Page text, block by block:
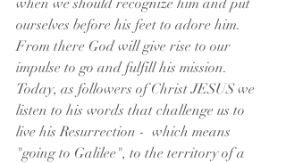
when we should recognize him and put
ourselves before his feet to adore him.
From there God will give rise to our
impulse to go and fulfill his mission.
Today, as followers of Christ JESUS ​​we
listen to his words that challenge us to
live his Resurrection -  which means
"going to Galilee", to the territory of a